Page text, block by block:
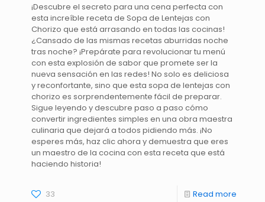
¡Descubre el secreto para una cena perfecta con
esta increíble receta de Sopa de Lentejas con
Chorizo que está arrasando en todas las cocinas!
¿Cansado de las mismas recetas aburridas noche
tras noche? ¡Prepárate para revolucionar tu menú
con esta explosión de sabor que promete ser la
nueva sensación en las redes! No solo es deliciosa
y reconfortante, sino que esta sopa de lentejas con
chorizo es sorprendentemente fácil de preparar.
Sigue leyendo y descubre paso a paso cómo
convertir ingredientes simples en una obra maestra
culinaria que dejará a todos pidiendo más. ¡No
esperes más, haz clic ahora y demuestra que eres
un maestro de la cocina con esta receta que está
haciendo historia!
33 Read more